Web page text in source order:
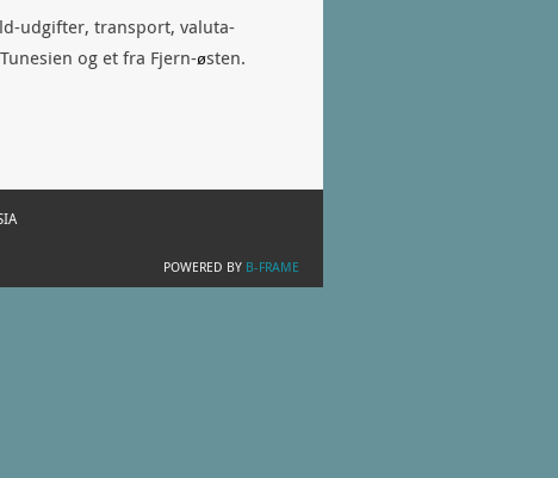
udgifter, transport, valuta-
og et fra Fjern-østen.
POWERED BY B-FRAME